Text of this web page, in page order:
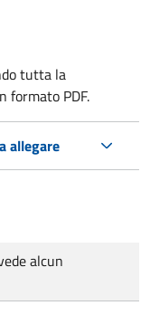
tutta la
formato PDF.
allegare
alcun